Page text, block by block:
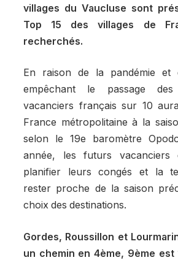
villages du Vaucluse sont
Top 15 des villages de
recherchés.
En raison de la pandémie et
empêchant le passage
vacanciers français sur 10
France métropolitaine à la
selon le 19e baromètre
année, les futurs vacanciers
planifier leurs congés et la
rester proche de la saison
choix des destinations.
Gordes, Roussillon et
un chemin en 4ème, 9ème est